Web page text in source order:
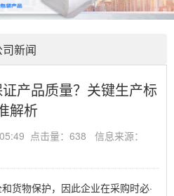
司新闻
产品质量？关键生产标
解析
点击量：638 信息来源：
货物保护，因此企业在采购时必·